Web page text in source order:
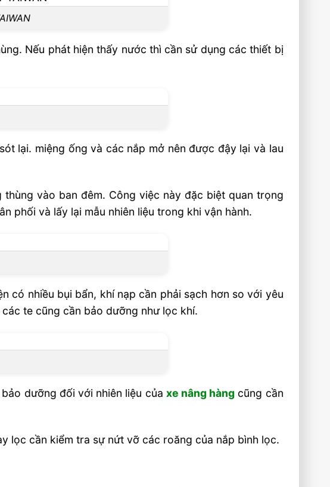
Nếu phát hiện thấy nước thì cần sử dụng các thiết bị
lại. miệng ống và các nắp mở nên được đậy lại và lau
vào ban đêm. Công việc này đặc biệt quan trọng
phối và lấy lại mẫu nhiên liệu trong khi vận hành.
có nhiều bụi bẩn, khí nạp cần phải sạch hơn so với yêu
te cũng cần bảo dưỡng như lọc khí.
dưỡng đối với nhiên liệu của xe nâng hàng cũng cần
lọc cần kiểm tra sự nứt vỡ các roăng của nắp bình lọc.